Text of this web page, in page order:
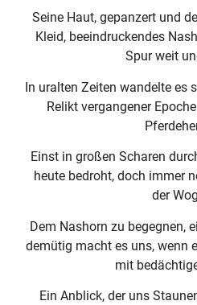
Seine Haut, gepanzert und
Kleid, beeindruckendes
Spur weit
In uralten Zeiten wandelte es
Relikt vergangener
Einst in großen Scharen
heute bedroht, doch immer
der
Dem Nashorn zu begegnen,
demütig macht es uns, wenn
mit
Ein Anblick, der uns